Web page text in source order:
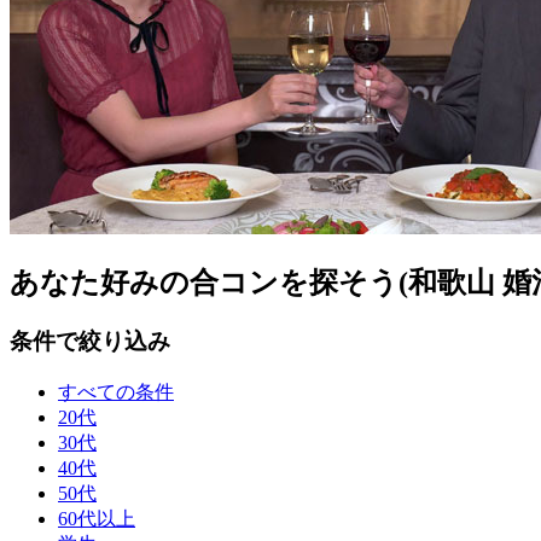
あなた好みの合コンを探そう(和歌山 婚
条件で絞り込み
すべての条件
20代
30代
40代
50代
60代以上